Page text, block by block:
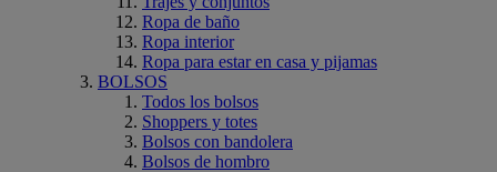
Ropa de baño
Ropa interior
Ropa para estar en casa y pijamas
BOLSOS
Todos los bolsos
Shoppers y totes
Bolsos con bandolera
Bolsos de hombro